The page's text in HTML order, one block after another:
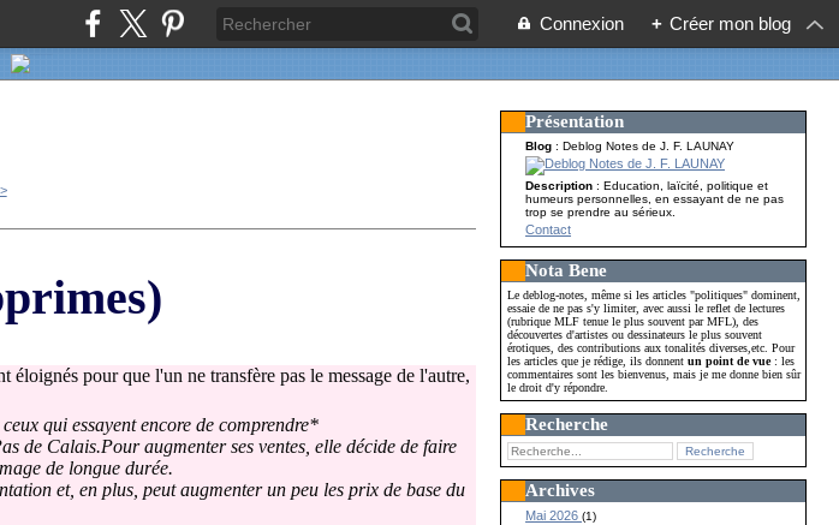
Connexion + Créer mon blog
pour que l'un ne transfère pas le message de l'autre,
qui essayent encore de comprendre*
de Calais.Pour augmenter ses ventes, elle décide de faire
de longue durée.
et, en plus, peut augmenter un peu les prix de base du
Présentation
Blog : Deblog Notes de J. F. LAUNAY
Description: Education, laïcité, politique et
humeurs personnelles, en essayant de ne pas
trop se prendre au sérieux.
Contact
Nota Bene
Le deblog-notes, même si les articles "politiques" dominent,
essaie de ne pas s'y limiter, avec aussi le reflet de lectures
(rubrique MLF tenue le plus souvent par MFL), des
découvertes d'artistes ou dessinateurs le plus souvent
érotiques, des contributions aux tonalités diverses,etc. Pour
les articles que je rédige, ils donnentun point de vue: les
commentaires sont les bienvenus, mais je me donne bien sûr
le droit d'y répondre.
Recherche
Archives
Mai 2026(1)